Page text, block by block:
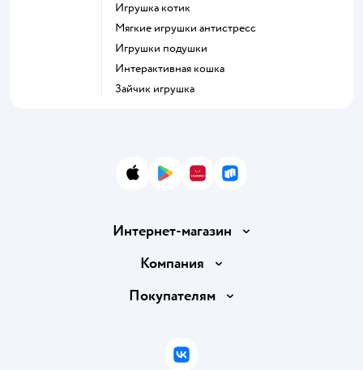
Игрушка котик
Мягкие игрушки антистресс
Игрушки подушки
Интерактивная кошка
Зайчик игрушка
App StoreGoogle Play
AppGallery
RuStore
Интернет-магазин
Доставка и оплата
Правила продажи
Политика использования файлов cookie
Компания
Вакансии
Покупателям
Бонусные карты
ВКонтакте